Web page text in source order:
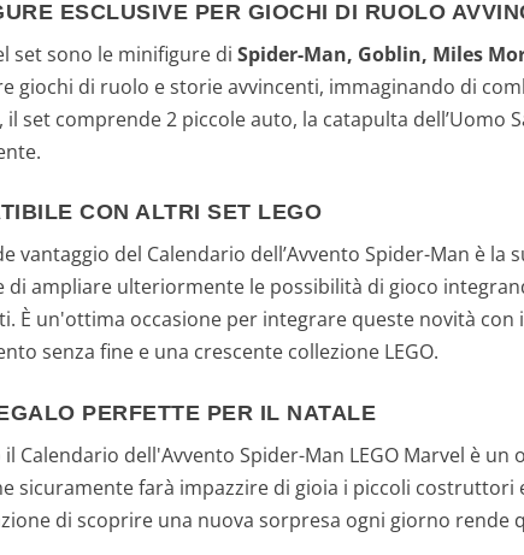
ESCLUSIVE PER GIOCHI DI RUOLO
set sono le minifigure di Spider-Man, Goblin, Miles
giochi di ruolo e storie avvincenti, immaginando di
il set comprende 2 piccole auto, la catapulta
CON ALTRI SET LEGO
vantaggio del Calendario dell’Avvento Spider-Man è
di ampliare ulteriormente le possibilità di gioco
È un'ottima occasione per integrare queste novità
senza fine e una crescente collezione LEGO.
PERFETTE PER IL NATALE
Calendario dell'Avvento Spider-Man LEGO Marvel è
sicuramente farà impazzire di gioia i piccoli
di scoprire una nuova sorpresa ogni giorno rende